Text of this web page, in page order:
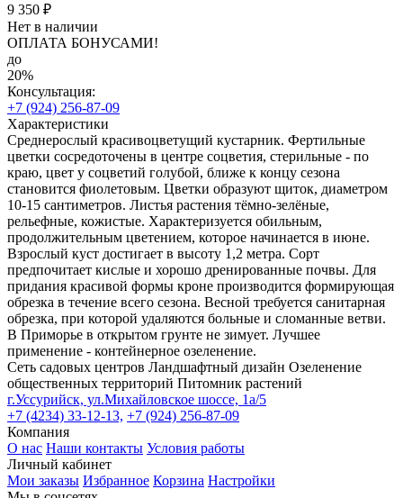
9 350 ₽
Нет в наличии
ОПЛАТА БОНУСАМИ!
до
20%
Консультация:
+7 (924) 256-87-09
Характеристики
Среднерослый красивоцветущий кустарник. Фертильные
цветки сосредоточены в центре соцветия, стерильные - по
краю, цвет у соцветий голубой, ближе к концу сезона
становится фиолетовым. Цветки образуют щиток, диаметром
10-15 сантиметров. Листья растения тёмно-зелёные,
рельефные, кожистые. Характеризуется обильным,
продолжительным цветением, которое начинается в июне.
Взрослый куст достигает в высоту 1,2 метра. Сорт
предпочитает кислые и хорошо дренированные почвы. Для
придания красивой формы кроне производится формирующая
обрезка в течение всего сезона. Весной требуется санитарная
обрезка, при которой удаляются больные и сломанные ветви.
В Приморье в открытом грунте не зимует. Лучшее
применение - контейнерное озеленение.
Сеть садовых центров Ландшафтный дизайн Озеленение
общественных территорий Питомник растений
г.Уссурийск, ул.Михайловское шоссе, 1а/5
+7 (4234) 33-12-13, +7 (924) 256-87-09
Компания
О нас Наши контакты Условия работы
Личный кабинет
Мои заказы Избранное Корзина Настройки